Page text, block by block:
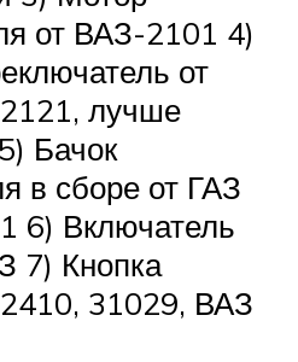
от ВАЗ-2101 4)
от
лучше
Бачок
в сборе от ГАЗ
6) Включатель
7) Кнопка
31029, ВАЗ